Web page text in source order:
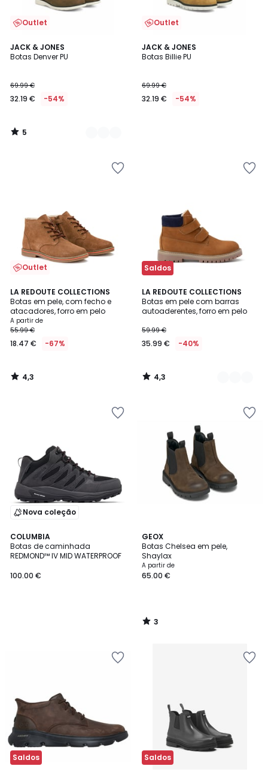
Outlet
JACK & JONES
Botas Denver PU
69.99 €
32.19 € -54%
5
/
2
Cores
5
/
Outlet
JACK & JONES
Botas Billie PU
69.99 €
32.19 € -54%
Outlet
LA REDOUTE COLLECTIONS
Botas em pele, com fecho e
atacadores, forro em pelo
A partir de
55.99 €
18.47 € -67%
4,3
/ 5
4,3
/
Saldos
LA REDOUTE COLLECTIONS
Botas em pele com barras
autoaderentes, forro em pelo
59.99 €
35.99 € -40%
4,3
/ 5
2
Cores
4,3
/
Nova coleção
COLUMBIA
Botas de caminhada
REDMOND™ IV MID WATERPROOF
100.00 €
GEOX
Botas Chelsea em pele,
Shaylax
A partir de
65.00 €
3
/
5
3
/
Saldos Saldos